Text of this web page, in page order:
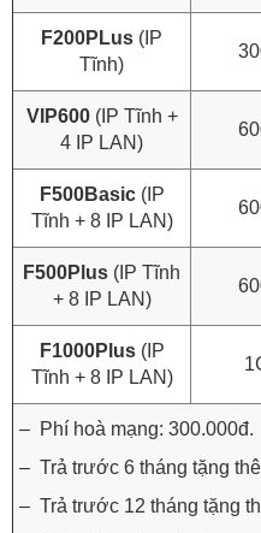
F200PLus (IP
Tĩnh)
VIP600(IP Tĩnh +
4 IP LAN)
F500Basic(IP
Tĩnh + 8 IP LAN)
F500Plus (IP Tĩnh
+ 8 IP LAN)
F1000Plus(IP
Tĩnh + 8 IP LAN)
– Phí hoà mạng: 300.000đ.
– Trả trước 6 tháng tặng
– Trả trước 12 tháng tặng